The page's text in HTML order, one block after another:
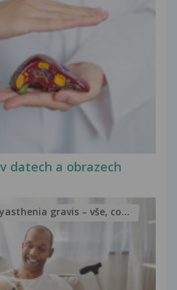
datech a obrazech
gravis – vše, co...